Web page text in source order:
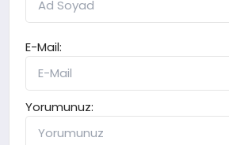
E-Mail:
Yorumunuz: